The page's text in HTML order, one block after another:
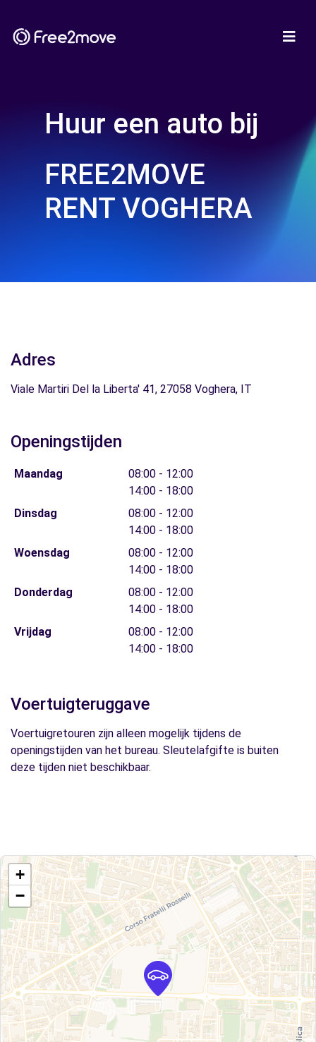
Huur een auto bij
FREE2MOVE
RENT VOGHERA
Adres
Viale Martiri Del la Liberta' 41, 27058 Voghera, IT
Openingstijden
Maandag
08:00 - 12:00
14:00 - 18:00
Dinsdag
08:00 - 12:00
14:00 - 18:00
Woensdag
08:00 - 12:00
14:00 - 18:00
Donderdag
08:00 - 12:00
14:00 - 18:00
Vrijdag
08:00 - 12:00
14:00 - 18:00
Voertuigteruggave
Voertuigretouren zijn alleen mogelijk tijdens de
openingstijden van het bureau. Sleutelafgifte is buiten
deze tijden niet beschikbaar.
+
−